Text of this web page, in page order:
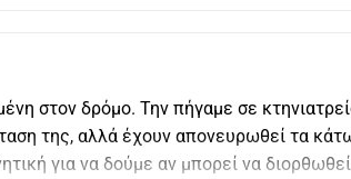
στον δρόμο. Την πήγαμε σε
της, αλλά έχουν απονευρωθεί τα
για να δούμε αν μπορεί να